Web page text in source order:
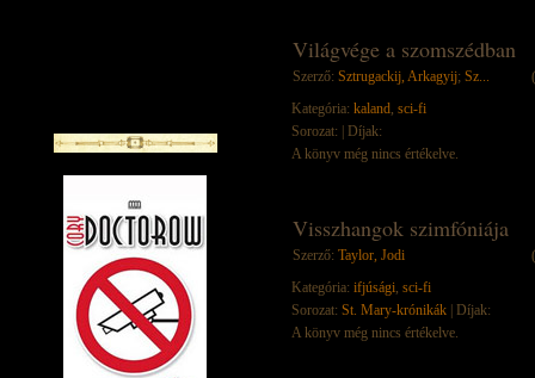
Világvége a szomszédban
Szerző: Sztrugackij, Arkagyij; Sz...
Kategória: kaland, sci-fi
Sorozat:
| Díjak:
A könyv még nincs értékelve.
Visszhangok szimfóniája
Szerző: Taylor, Jodi
Kategória: ifjúsági, sci-fi
Sorozat: St. Mary-krónikák | Díjak:
A könyv még nincs értékelve.